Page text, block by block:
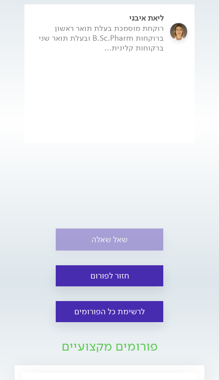
ליאת איבגי
רוקחת מוסמכת בעלת תואר ראשון
ברוקחות B.Sc.Pharm ובעלת תואר שני
ברקוחות קלינית...
שאל שאלה
חזור לפורום
לרשימת כל הפורומים
פורומים מקצועיים